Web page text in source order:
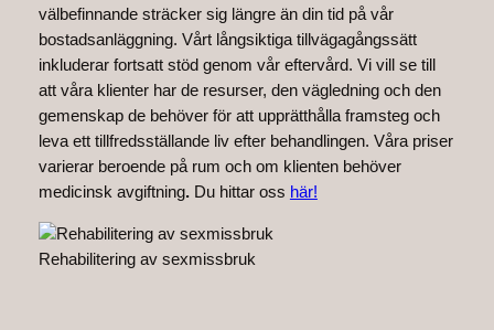
välbefinnande sträcker sig längre än din tid på vår
bostadsanläggning. Vårt långsiktiga tillvägagångssätt
inkluderar fortsatt stöd genom vår eftervård. Vi vill se till
att våra klienter har de resurser, den vägledning och den
gemenskap de behöver för att upprätthålla framsteg och
leva ett tillfredsställande liv efter behandlingen. Våra priser
varierar beroende på rum och om klienten behöver
medicinsk avgiftning.Du hittar oss här!
Rehabilitering av sexmissbruk